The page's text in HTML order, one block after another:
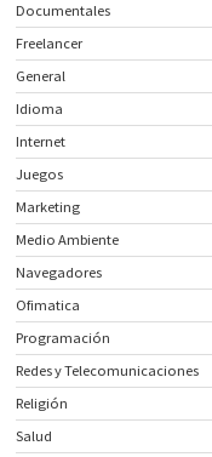
Documentales
Freelancer
General
Idioma
Internet
Juegos
Marketing
Medio Ambiente
Navegadores
Ofimatica
Programación
Redes y Telecomunicaciones
Religión
Salud